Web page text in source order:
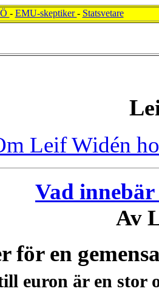
- EMU-skeptiker- Statsvetare
Leif Widén
Vad
Av
för en
euron är en stor